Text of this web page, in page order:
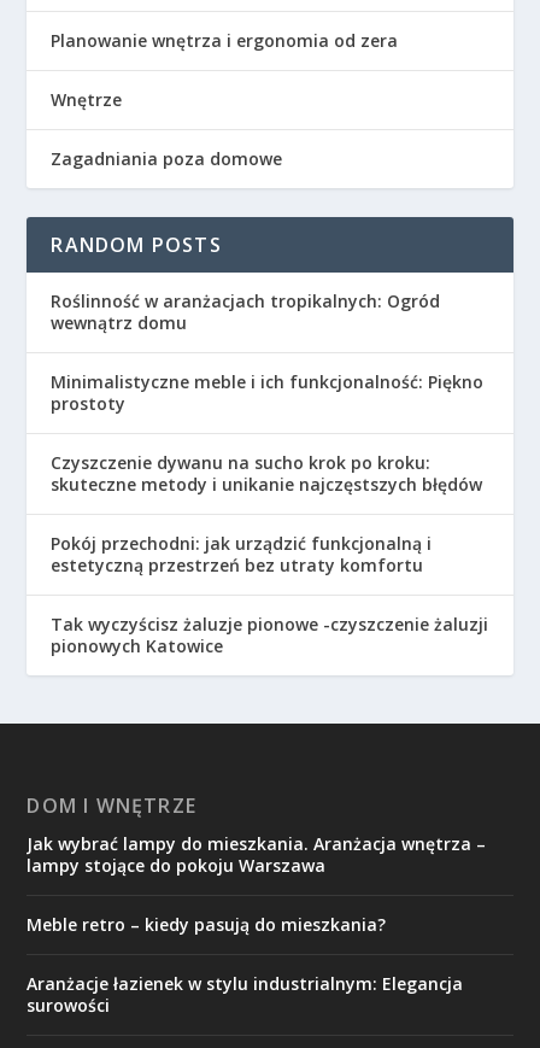
Planowanie wnętrza i ergonomia od zera
Wnętrze
Zagadniania poza domowe
RANDOM POSTS
Roślinność w aranżacjach tropikalnych: Ogród
wewnątrz domu
Minimalistyczne meble i ich funkcjonalność: Piękno
prostoty
Czyszczenie dywanu na sucho krok po kroku:
skuteczne metody i unikanie najczęstszych błędów
Pokój przechodni: jak urządzić funkcjonalną i
estetyczną przestrzeń bez utraty komfortu
Tak wyczyścisz żaluzje pionowe -czyszczenie żaluzji
pionowych Katowice
DOM I WNĘTRZE
Jak wybrać lampy do mieszkania. Aranżacja wnętrza –
lampy stojące do pokoju Warszawa
Meble retro – kiedy pasują do mieszkania?
Aranżacje łazienek w stylu industrialnym: Elegancja
surowości